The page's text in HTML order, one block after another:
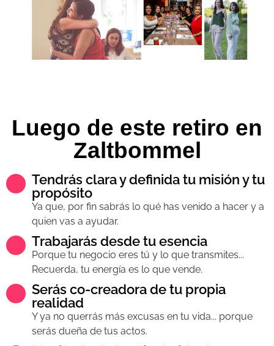
Luego de este retiro en
Zaltbommel
Tendrás clara y definida tu misión y tu
propósito
Ya que, por fin sabrás lo qué has venido a hacer y a
quien vas a ayudar.
Trabajarás desde tu esencia
Porque tu negocio eres tú y lo que transmites...
Recuerda, tu energía es lo que vende.
Serás co-creadora de tu propia
realidad
Y ya no querrás más excusas en tu vida... porque
serás dueña de tus actos.